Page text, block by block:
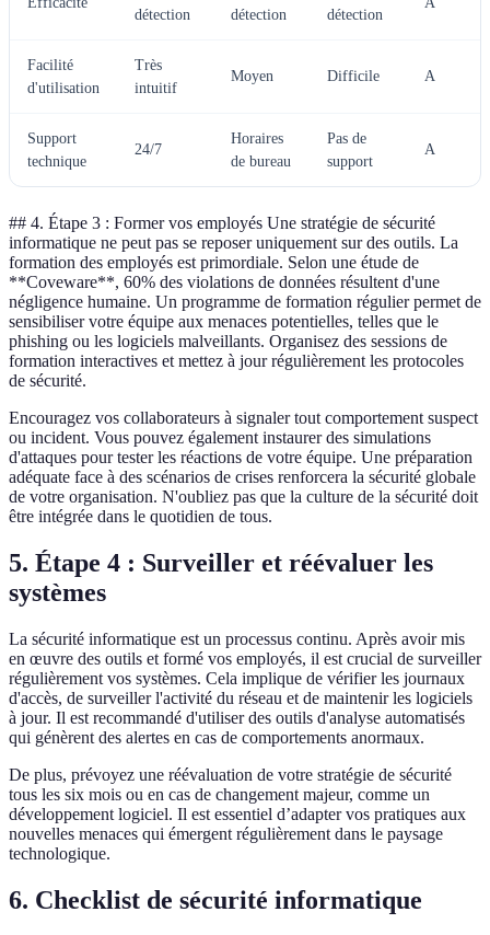
détection
détection
détection
Facilité
d'utilisation
Très
intuitif
Moyen Difficile A
Support
technique
24/7
Horaires
de bureau
Pas de
support
A
## 4. Étape 3 : Former vos employés Une stratégie de sécurité
informatique ne peut pas se reposer uniquement sur des outils. La
formation des employés est primordiale. Selon une étude de
**Coveware**, 60% des violations de données résultent d'une
négligence humaine. Un programme de formation régulier permet de
sensibiliser votre équipe aux menaces potentielles, telles que le
phishing ou les logiciels malveillants. Organisez des sessions de
formation interactives et mettez à jour régulièrement les protocoles
de sécurité.
Encouragez vos collaborateurs à signaler tout comportement suspect
ou incident. Vous pouvez également instaurer des simulations
d'attaques pour tester les réactions de votre équipe. Une préparation
adéquate face à des scénarios de crises renforcera la sécurité globale
de votre organisation. N'oubliez pas que la culture de la sécurité doit
être intégrée dans le quotidien de tous.
5. Étape 4 : Surveiller et réévaluer les
systèmes
La sécurité informatique est un processus continu. Après avoir mis
en œuvre des outils et formé vos employés, il est crucial de surveiller
régulièrement vos systèmes. Cela implique de vérifier les journaux
d'accès, de surveiller l'activité du réseau et de maintenir les logiciels
à jour. Il est recommandé d'utiliser des outils d'analyse automatisés
qui génèrent des alertes en cas de comportements anormaux.
De plus, prévoyez une réévaluation de votre stratégie de sécurité
tous les six mois ou en cas de changement majeur, comme un
développement logiciel. Il est essentiel d’adapter vos pratiques aux
nouvelles menaces qui émergent régulièrement dans le paysage
technologique.
6. Checklist de sécurité informatique